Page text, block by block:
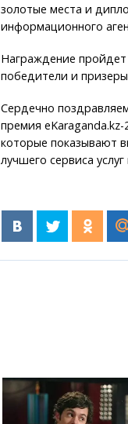
золотые места и
информационного
Награждение пройдет
победители и
Сердечно
премия
которые показывают
лучшего сервиса